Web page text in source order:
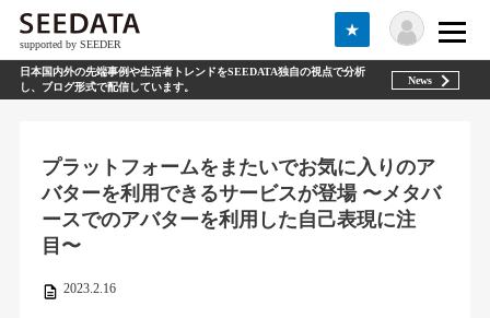
supported by SEEDER
★
日本国内外の先端事例や生活者トレンドをSEEDATA独自の視点で分析
し、ブログ形式で配信しています。
News
プラットフォームをまたいでお気に入りのア
バターを利用できるサービスが登場 〜メタバ
ースでのアバターを利用した自己表現に注
目〜
2023.2.16